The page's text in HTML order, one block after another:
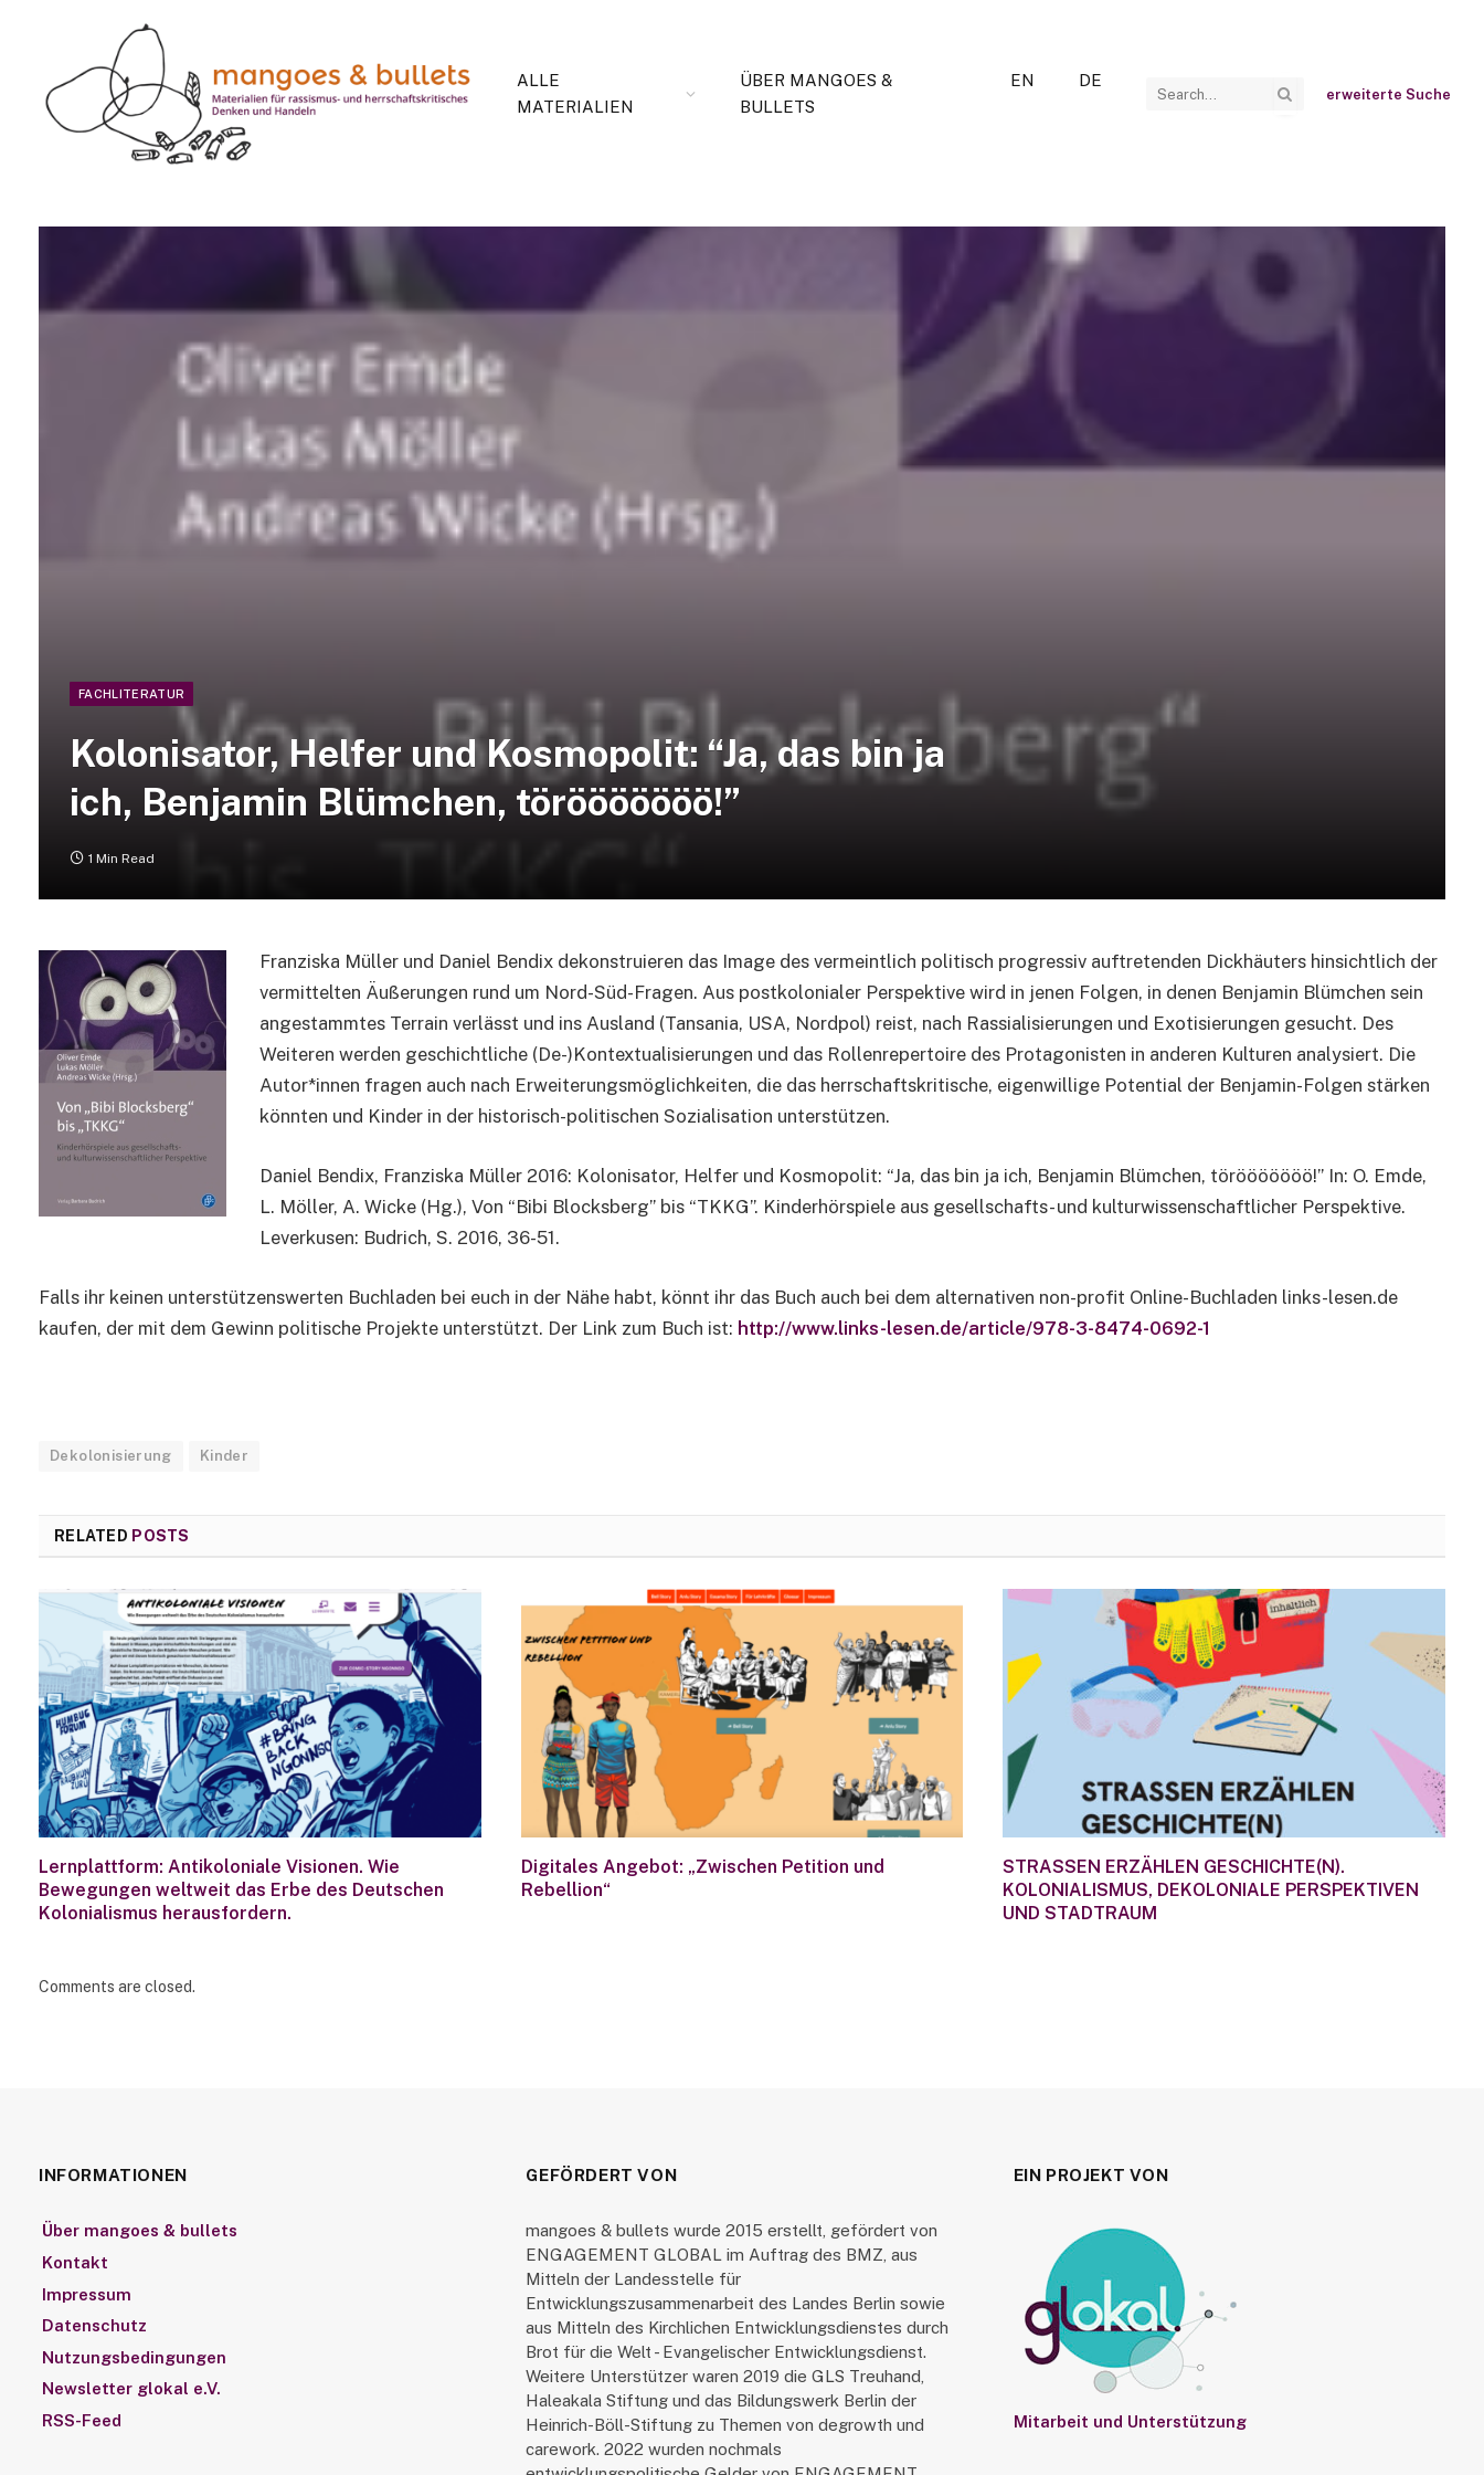
ALLE
MATERIALIEN
ÜBER MANGOES &
BULLETS
EN DE
erweiterte Suche
FACHLITERATUR
Kolonisator, Helfer und Kosmopolit: “Ja, das bin ja
ich, Benjamin Blümchen, törööööööö!”
1 Min Read
Franziska Müller und Daniel Bendix dekonstruieren das Image des vermeintlich politisch progressiv auftretenden Dickhäuters hinsichtlich der
vermittelten Äußerungen rund um Nord-Süd-Fragen. Aus postkolonialer Perspektive wird in jenen Folgen, in denen Benjamin Blümchen sein
angestammtes Terrain verlässt und ins Ausland (Tansania, USA, Nordpol) reist, nach Rassialisierungen und Exotisierungen gesucht. Des
Weiteren werden geschichtliche (De-)Kontextualisierungen und das Rollenrepertoire des Protagonisten in anderen Kulturen analysiert. Die
Autor*innen fragen auch nach Erweiterungsmöglichkeiten, die das herrschaftskritische, eigenwillige Potential der Benjamin-Folgen stärken
könnten und Kinder in der historisch-politischen Sozialisation unterstützen.
Daniel Bendix, Franziska Müller 2016: Kolonisator, Helfer und Kosmopolit: “Ja, das bin ja ich, Benjamin Blümchen, törööööööö!” In: O. Emde,
L. Möller, A. Wicke (Hg.), Von “Bibi Blocksberg” bis “TKKG”. Kinderhörspiele aus gesellschafts- und kulturwissenschaftlicher Perspektive.
Leverkusen: Budrich, S. 2016, 36-51.
Falls ihr keinen unterstützenswerten Buchladen bei euch in der Nähe habt, könnt ihr das Buch auch bei dem alternativen non-profit Online-Buchladen links-lesen.de
kaufen, der mit dem Gewinn politische Projekte unterstützt. Der Link zum Buch ist: http://www.links-lesen.de/article/978-3-8474-0692-1
Dekolonisierung Kinder
RELATED POSTS
Lernplattform: Antikoloniale Visionen. Wie
Bewegungen weltweit das Erbe des Deutschen
Kolonialismus herausfordern.
Digitales Angebot: „Zwischen Petition und
Rebellion“
STRASSEN ERZÄHLEN GESCHICHTE(N).
KOLONIALISMUS, DEKOLONIALE PERSPEKTIVEN
UND STADTRAUM
Comments are closed.
INFORMATIONEN
Über mangoes & bullets
Kontakt
Impressum
Datenschutz
Nutzungsbedingungen
Newsletter glokal e.V.
RSS-Feed
GEFÖRDERT VON
mangoes & bullets wurde 2015 erstellt, gefördert von
ENGAGEMENT GLOBAL im Auftrag des BMZ, aus
Mitteln der Landesstelle für
Entwicklungszusammenarbeit des Landes Berlin sowie
aus Mitteln des Kirchlichen Entwicklungsdienstes durch
Brot für die Welt - Evangelischer Entwicklungsdienst.
Weitere Unterstützer waren 2019 die GLS Treuhand,
Haleakala Stiftung und das Bildungswerk Berlin der
Heinrich-Böll-Stiftung zu Themen von degrowth und
carework. 2022 wurden nochmals
EIN PROJEKT VON
Mitarbeit und Unterstützung